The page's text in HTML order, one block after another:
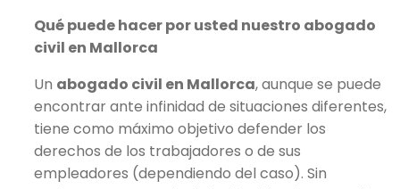
Qué puede hacer por usted nuestro abogado
civil en Mallorca
Un ​ abogado civil en Mallorca​, aunque se puede
encontrar ante infinidad de situaciones diferentes,
tiene como máximo objetivo defender los
derechos de los trabajadores o de sus
empleadores (dependiendo del caso). Sin